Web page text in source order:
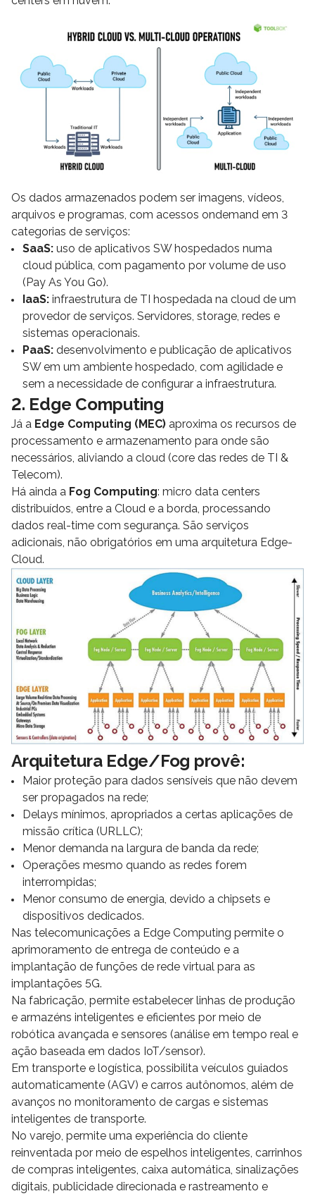
Os dados armazenados podem ser imagens, vídeos,
arquivos e programas, com acessos ondemand em 3
categorias de serviços:
SaaS: uso de aplicativos SW hospedados numa
cloud pública, com pagamento por volume de uso
(Pay As You Go).
IaaS: infraestrutura de TI hospedada na cloud de um
provedor de serviços. Servidores, storage, redes e
sistemas operacionais.
PaaS: desenvolvimento e publicação de aplicativos
SW em um ambiente hospedado, com agilidade e
sem a necessidade de configurar a infraestrutura.
2. Edge Computing
Já a Edge Computing (MEC) aproxima os recursos de
processamento e armazenamento para onde são
necessários, aliviando a cloud (core das redes de TI &
Telecom).
Há ainda a Fog Computing: micro data centers
distribuídos, entre a Cloud e a borda, processando
dados real-time com segurança. São serviços
adicionais, não obrigatórios em uma arquitetura Edge-
Cloud.
Arquitetura Edge/Fog provê:
Maior proteção para dados sensíveis que não devem
ser propagados na rede;
Delays mínimos, apropriados a certas aplicações de
missão crítica (URLLC);
Menor demanda na largura de banda da rede;
Operações mesmo quando as redes forem
interrompidas;
Menor consumo de energia, devido a chipsets e
dispositivos dedicados.
Nas telecomunicações a Edge Computing permite o
aprimoramento de entrega de conteúdo e a
implantação de funções de rede virtual para as
implantações 5G.
Na fabricação, permite estabelecer linhas de produção
e armazéns inteligentes e eficientes por meio de
robótica avançada e sensores (análise em tempo real e
ação baseada em dados IoT/sensor).
Em transporte e logística, possibilita veículos guiados
automaticamente (AGV) e carros autônomos, além de
avanços no monitoramento de cargas e sistemas
inteligentes de transporte.
No varejo, permite uma experiência do cliente
reinventada por meio de espelhos inteligentes, carrinhos
de compras inteligentes, caixa automática, sinalizações
digitais, publicidade direcionada e rastreamento e